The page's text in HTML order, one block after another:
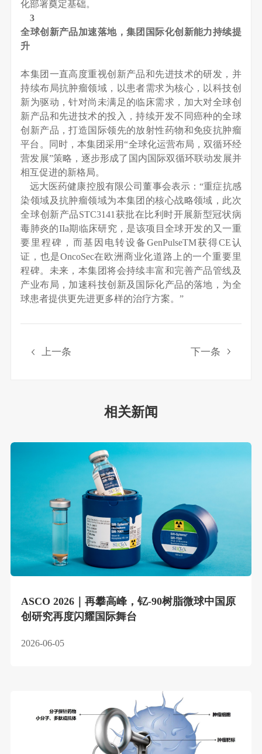
化部署奠定基础。
3
全球创新产品加速落地，集团国际化创新能力持续提
升
本集团一直高度重视创新产品和先进技术的研发，并
持续布局抗肿瘤领域，以患者需求为核心，以科技创
新为驱动，针对尚未满足的临床需求，加大对全球创
新产品和先进技术的投入，持续开发不同癌种的全球
创新产品，打造国际领先的放射性药物和免疫抗肿瘤
平台。同时，本集团采用“全球化运营布局，双循环经
营发展”策略，逐步形成了国内国际双循环联动发展并
相互促进的新格局。
远大医药健康控股有限公司董事会表示：“重症抗感
染领域及抗肿瘤领域为本集团的核心战略领域，此次
全球创新产品STC3141获批在比利时开展新型冠状病
毒肺炎的IIa期临床研究，是该项目全球开发的又一重
要里程碑，而基因电转设备GenPulseTM获得CE认
证，也是OncoSec在欧洲商业化道路上的一个重要里
程碑。未来，本集团将会持续丰富和完善产品管线及
产业布局，加速科技创新及国际化产品的落地，为全
球患者提供更先进更多样的治疗方案。”
上一条 下一条
相关新闻
ASCO 2026｜再攀高峰，钇-90树脂微球中国原
创研究再度闪耀国际舞台
2026-06-05